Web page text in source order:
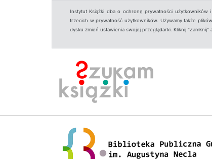
Instytut Książki dba o ochronę prywatności użytkowników
trzecich w prywatność użytkowników. Używamy także
dysku zmień ustawienia swojej przeglądarki. Kliknij "Zamknij"